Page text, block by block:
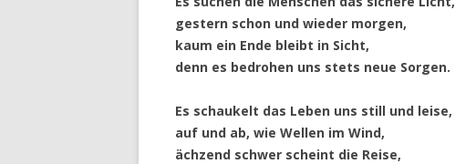
gestern schon und wieder morgen,
kaum ein Ende bleibt in Sicht,
denn es bedrohen uns stets neue Sorgen.
Es schaukelt das Leben uns still und leise,
auf und ab, wie Wellen im Wind,
ächzend schwer scheint die Reise,